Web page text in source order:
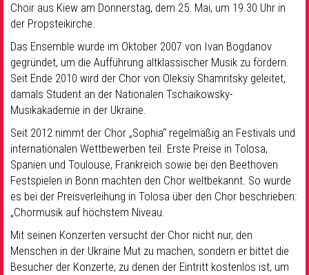
Choir aus Kiew am Donnerstag, dem 25. Mai, um 19.30 Uhr in
der Propsteikirche.
Das Ensemble wurde im Oktober 2007 von Ivan Bogdanov
gegründet, um die Aufführung altklassischer Musik zu fördern.
Seit Ende 2010 wird der Chor von Oleksiy Shamritsky geleitet,
damals Student an der Nationalen Tschaikowsky-
Musikakademie in der Ukraine.
Seit 2012 nimmt der Chor „Sophia“ regelmäßig an Festivals und
internationalen Wettbewerben teil. Erste Preise in Tolosa,
Spanien und Toulouse, Frankreich sowie bei den Beethoven
Festspielen in Bonn machten den Chor weltbekannt. So wurde
es bei der Preisverleihung in Tolosa über den Chor beschrieben:
„Chormusik auf höchstem Niveau.
Mit seinen Konzerten versucht der Chor nicht nur, den
Menschen in der Ukraine Mut zu machen, sondern er bittet die
Besucher der Konzerte, zu denen der Eintritt kostenlos ist, um